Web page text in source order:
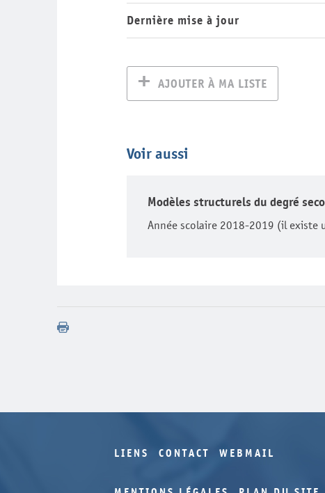
Dernière mise à jour
AJOUTER À MA LISTE
Voir aussi
Modèles structurels du degré
Année scolaire 2018-2019 (il existe
LIENS CONTACT WEBMAIL